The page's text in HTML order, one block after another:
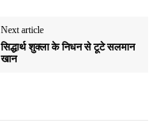
Next article
सिद्धार्थ शुक्ला के निधन से टूटे सलमान
खान